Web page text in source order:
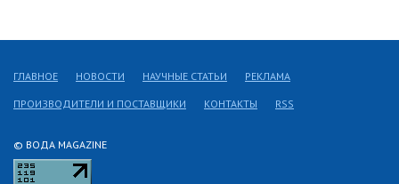
© ВОДА MAGAZINE
ГЛАВНОЕ НОВОСТИ НАУЧНЫЕ СТАТЬИ РЕКЛАМА
ПРОИЗВОДИТЕЛИ И ПОСТАВЩИКИ КОНТАКТЫ RSS